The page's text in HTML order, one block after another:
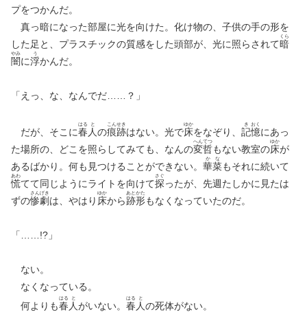
プをつかんだ。
真っ暗になった部屋に光を向けた。化け物の、子供の手の形を
した足と、プラスチックの質感をした頭部が、光に照らされて暗
くら
闇
やみ
に浮
う
かんだ。
「えっ、な、なんでだ……？」
だが、そこに春
はる
人
と
の痕
こん
跡
せき
はない。光で床
ゆか
をなぞり、 記
き
憶
おく
にあっ
た場所の、どこを照らしてみても、なんの変
へん
哲
てつ
もない教室の床
ゆか
が
あるばかり。何も見つけることができない。 華
か
菜
な
もそれに続いて
慌
あわ
てて同じようにライトを向けて探
さぐ
ったが、先週たしかに見たは
ずの惨
さん
劇
げき
は、やはり 床
ゆか
から跡
あと
形
かた
もなくなっていたのだ。
「……!?」
ない。
なくなっている。
何よりも春
はる
人
と
がいない。 春
はる
人
と
の死体がない。